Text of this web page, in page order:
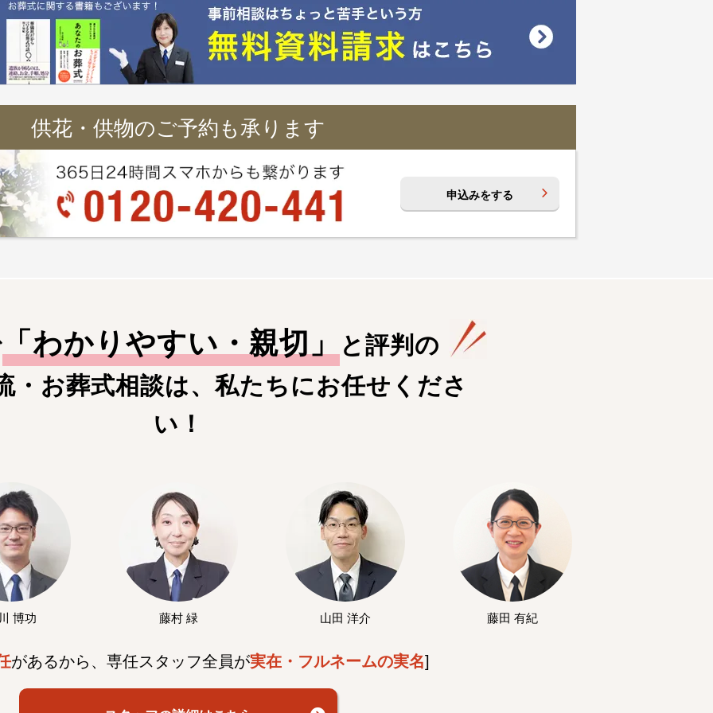
供花・供物のご予約も承ります
申込みをする
「 わかりやすい・親切 」
と評判の
・お葬式相談は、私たちにお任せくださ
い！
博功 藤村 緑 山田 洋介 藤田 有紀
があるから、専任スタッフ全員が実在・フルネームの実名]